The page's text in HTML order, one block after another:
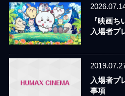
『映画ち
入場者プ
入場者プ
事項